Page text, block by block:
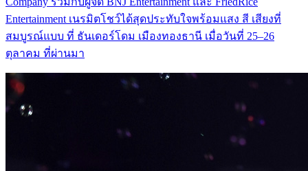
Entertainment เนรมิตโชว์ได้สุดประทับใจพร้อมแสง สี เสียงที่
สมบูรณ์แบบ ที่ ธันเดอร์โดม เมืองทองธานี เมื่อวันที่ 25–26
ตุลาคม ที่ผ่านมา